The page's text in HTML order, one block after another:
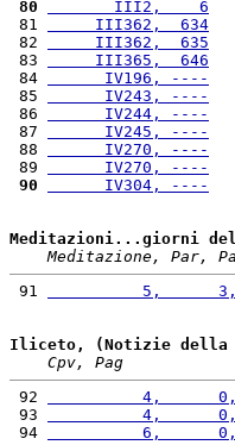
80
       III2,    6
81
     III362,  634
82
     III362,  635
83
     III365,  646
84
      IV196, ----
85
      IV243, ----
86
      IV244, ----
87
      IV245, ----
88
      IV270, ----
89
      IV270, ----
90
      IV304, ----
Meditazioni...giorni
Meditazione, Par,
91
5,
Iliceto, (Notizie della
Cpv, Pag
92
4,
93
4,
94
6,